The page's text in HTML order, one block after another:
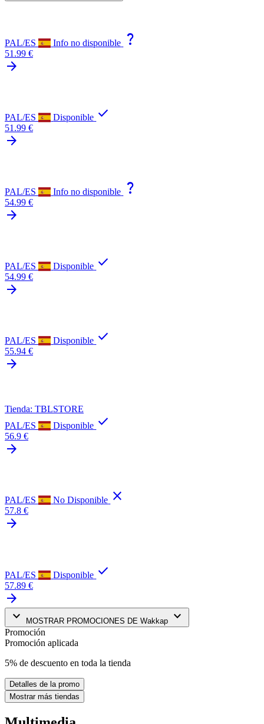
PAL/ES Info no disponible question_mark
51.99 €
arrow_forward
PAL/ES Disponible check
51.99 €
arrow_forward
PAL/ES Info no disponible question_mark
54.99 €
arrow_forward
PAL/ES Disponible check
54.99 €
arrow_forward
PAL/ES Disponible check
55.94 €
arrow_forward
Tienda: TBLSTORE
PAL/ES
Disponible check
56.9 €
arrow_forward
PAL/ES No Disponible close
57.8 €
arrow_forward
PAL/ES Disponible check
57.89 €
arrow_forward
keyboard_arrow_down
MOSTRAR PROMOCIONES DE Wakkap keyboard_arrow_down
Promoción
Promoción aplicada
5% de descuento en toda la tienda
Detalles de la promo
Mostrar más tiendas